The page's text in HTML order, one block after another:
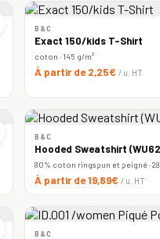
B&C
Exact 150/kids T-Shirt
coton · 145 g/m²
À partir de 2,25€ / u. HT
B&C
Hooded Sweatshirt
80% coton ringspun et peigné ·
À partir de 19,89€ / u. HT
B&C